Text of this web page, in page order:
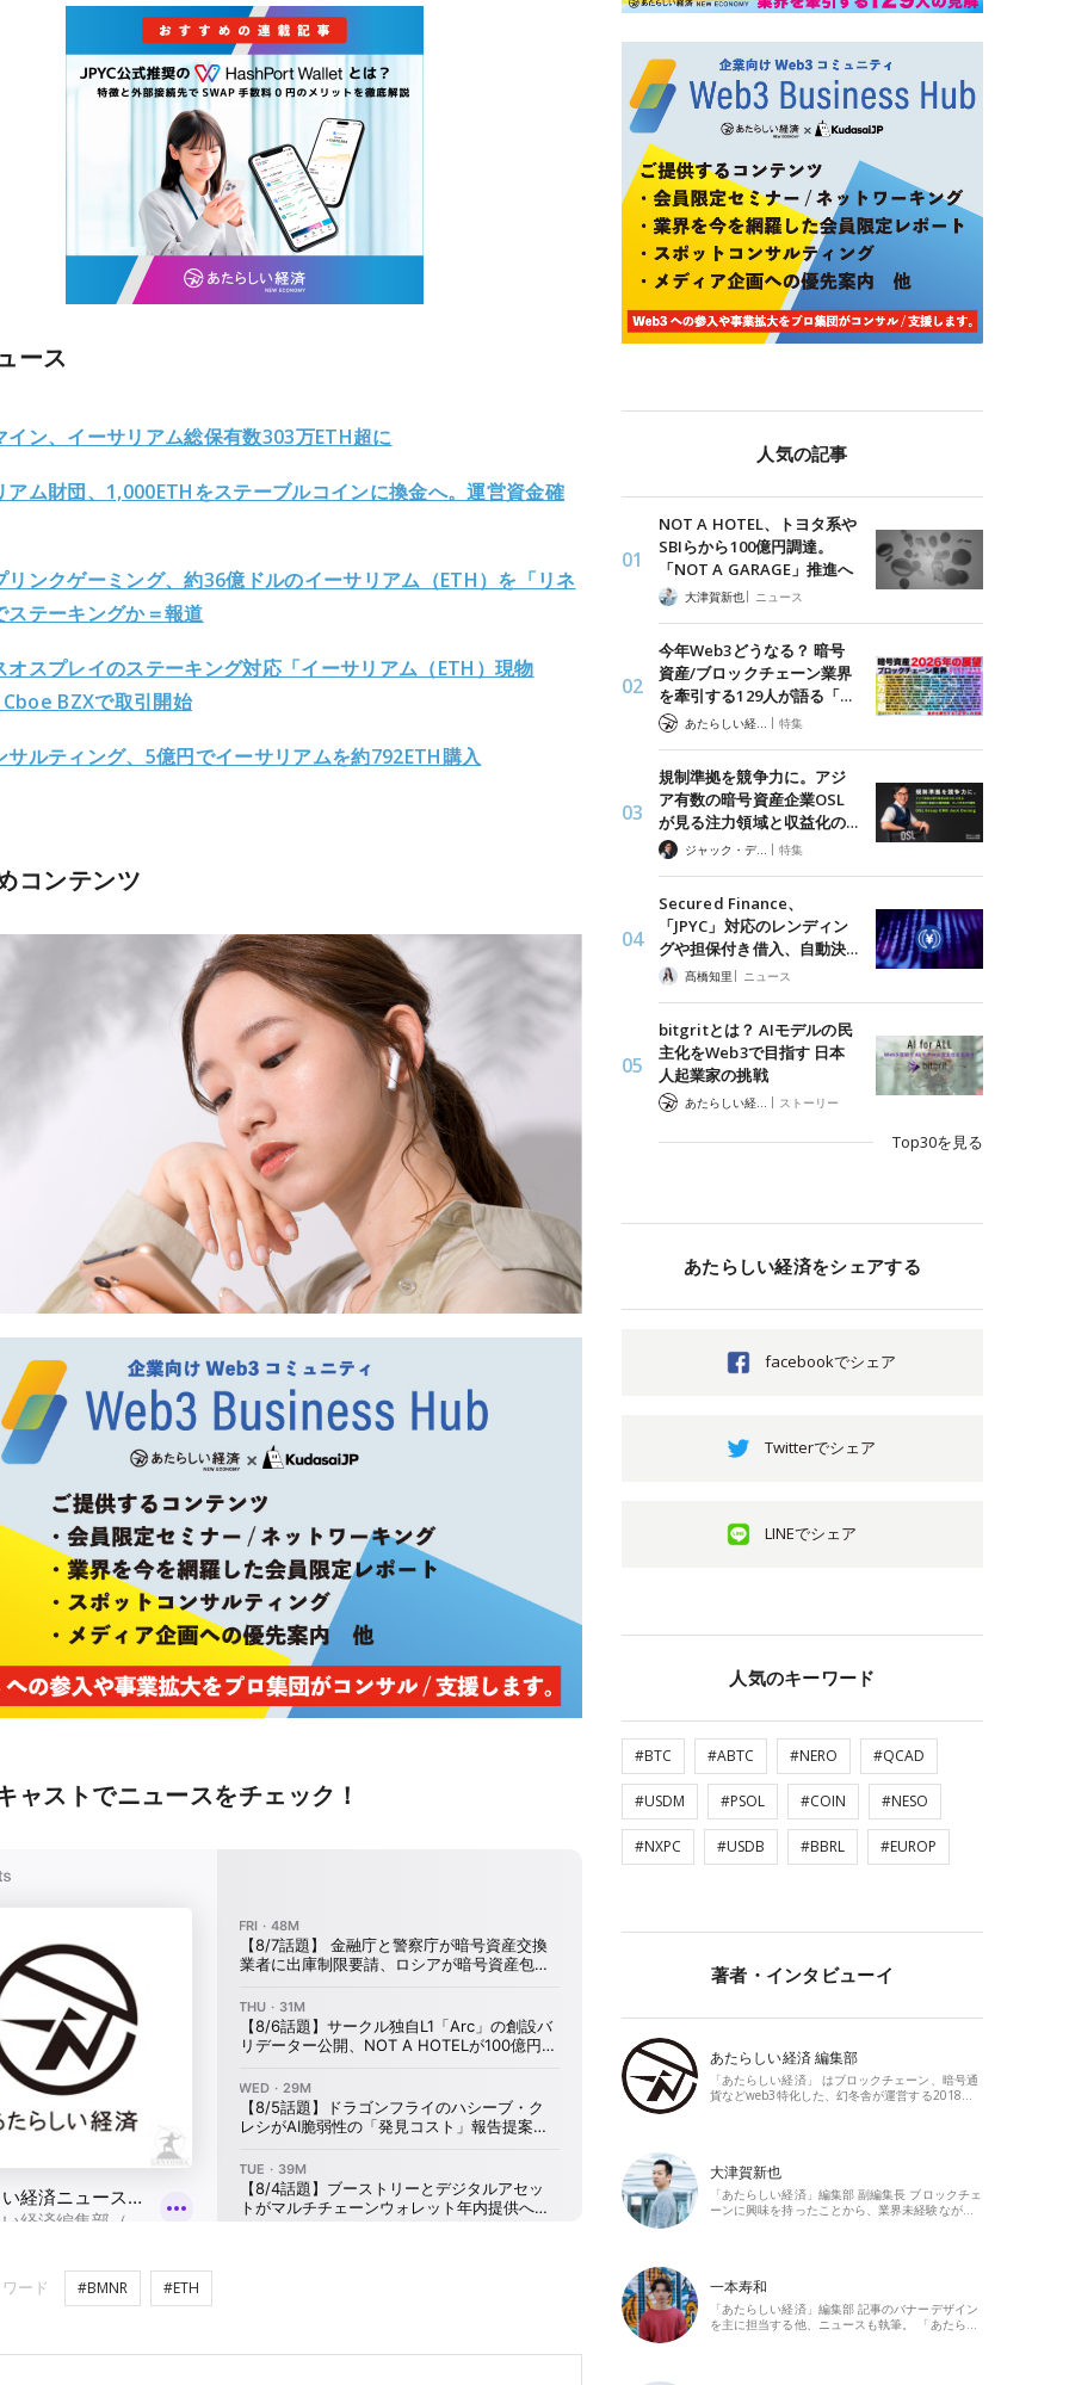
ース
イン、イーサリアム総保有数303万ETH超に
アム財団、1,000ETHをステーブルコインに換金へ。運営資金確
リンクゲーミング、約36億ドルのイーサリアム（ETH）を「リネ
ステーキングか＝報道
オスプレイのステーキング対応「イーサリアム（ETH）現物
Cboe BZXで取引開始
サルティング、5億円でイーサリアムを約792ETH購入
コンテンツ
ャストでニュースをチェック！
ード #BMNR #ETH
人気の記事
NOT A HOTEL、トヨタ系や
SBIらから100億円調達。
「NOT A GARAGE」推進へ
大津賀新也| ニュース
今年Web3どうなる？ 暗号
資産/ブロックチェーン業界
を牽引する129人が語る「…
| 特集
規制準拠を競争力に。アジ
ア有数の暗号資産企業OSL
が見る注力領域と収益化の…
ジャック・デロン（Jack Derong） | 特集
Secured Finance、
「JPYC」対応のレンディン
グや担保付き借入、自動決…
髙橋知里 | ニュース
bitgritとは？ AIモデルの民
主化をWeb3で目指す 日本
人起業家の挑戦
| ストーリー
Top30を見る
あたらしい経済をシェアする
facebookでシェア
Twitterでシェア
LINEでシェア
人気のキーワード
#BTC #ABTC #NERO #QCAD
#USDM #PSOL #COIN #NESO
#NXPC #USDB #BBRL #EUROP
著者・インタビューイ
あたらしい経済 編集部
「あたらしい経済」 はブロックチェーン、暗号通
貨などweb3特化した、幻冬舎が運営する2018…
大津賀新也
「あたらしい経済」編集部 副編集長 ブロックチェ
ーンに興味を持ったことから、業界未経験なが…
一本寿和
「あたらしい経済」編集部 記事のバナーデザイン
を主に担当する他、ニュースも執筆。 「あたら…